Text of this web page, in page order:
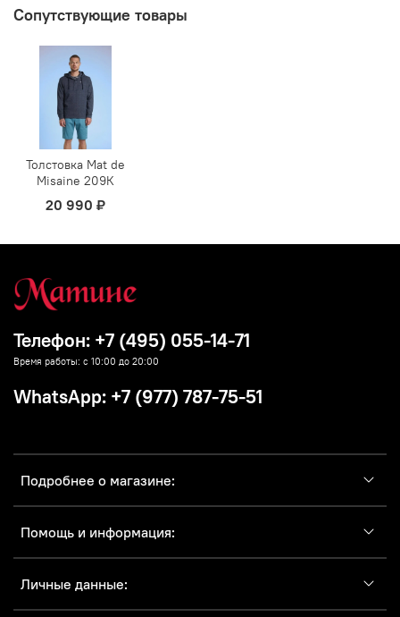
Сопутствующие товары
Толстовка Mat de
Misaine 209К
20 990 ₽
Подробнее о магазине:
Помощь и информация:
Личные данные:
Телефон: +7 (495) 055-14-71
Время работы: с 10:00 до 20:00
WhatsApp: +7 (977) 787-75-51